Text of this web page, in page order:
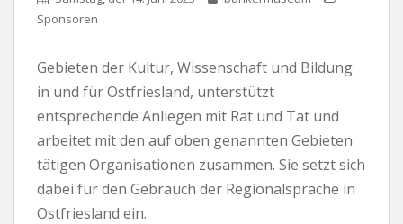
Sponsoren
Gebieten der Kultur, Wissenschaft und Bildung
in und für Ostfriesland, unterstützt
entsprechende Anliegen mit Rat und Tat und
arbeitet mit den auf oben genannten Gebieten
tätigen Organisationen zusammen. Sie setzt sich
dabei für den Gebrauch der Regionalsprache in
Ostfriesland ein.